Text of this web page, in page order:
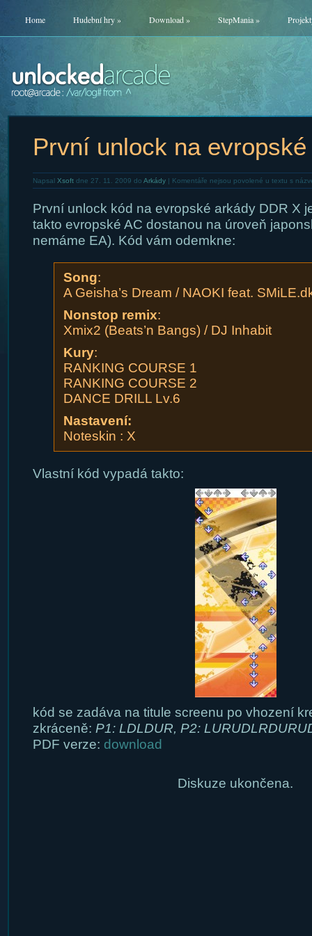
Home Hudební hry» Download» StepMania»
První unlock na
Napsal Xsoftdne 27. 11. 2009 do Arkády| Komentáře nejsou povolené u textu s
První unlock kód na evropské arkády DDR X
takto evropské AC dostanou na úroveň
nemáme EA). Kód vám odemkne:
Song:
A Geisha’s Dream / NAOKI feat.
Nonstop remix:
Xmix2 (Beats’n Bangs) / DJ Inhabit
Kury:
RANKING COURSE 1
RANKING COURSE 2
DANCE DRILL Lv.6
Nastavení:
Noteskin : X
Vlastní kód vypadá takto:
kód se zadáva na titule screenu po vhození
zkráceně: P1: LDLDUR, P2:
PDF verze: download
Diskuze ukončena.